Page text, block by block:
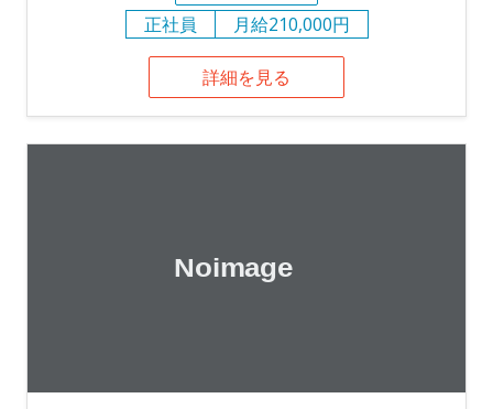
正社員
月給210,000円
詳細を見る